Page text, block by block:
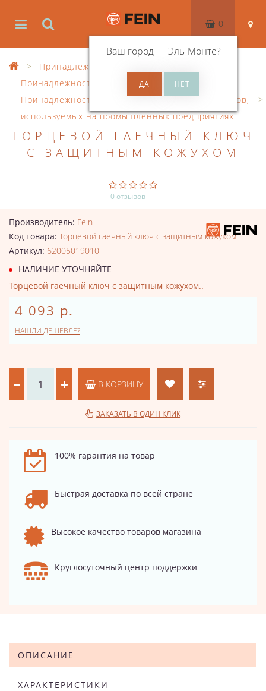
Ваш город —Эль-Монте?
0
Принадлежности
Принадлежности для аккумулятора
Принадлежности для аккумуляторных винтовертов,
используемых на промышленных предприятиях
ТОРЦЕВОЙ ГАЕЧНЫЙ КЛЮЧ
С ЗАЩИТНЫМ КОЖУХОМ
0 отзывов
Производитель: Fein
Код товара: Торцевой гаечный ключ с защитным кожухом
Артикул: 62005019010
НАЛИЧИЕ УТОЧНЯЙТЕ
Торцевой гаечный ключ с защитным кожухом..
4 093 р.
НАШЛИ ДЕШЕВЛЕ?
В КОРЗИНУ
ЗАКАЗАТЬ В ОДИН КЛИК
100% гарантия на товар
Быстрая доставка по всей стране
Высокое качество товаров магазина
Круглосуточный центр поддержки
ОПИСАНИЕ
ХАРАКТЕРИСТИКИ